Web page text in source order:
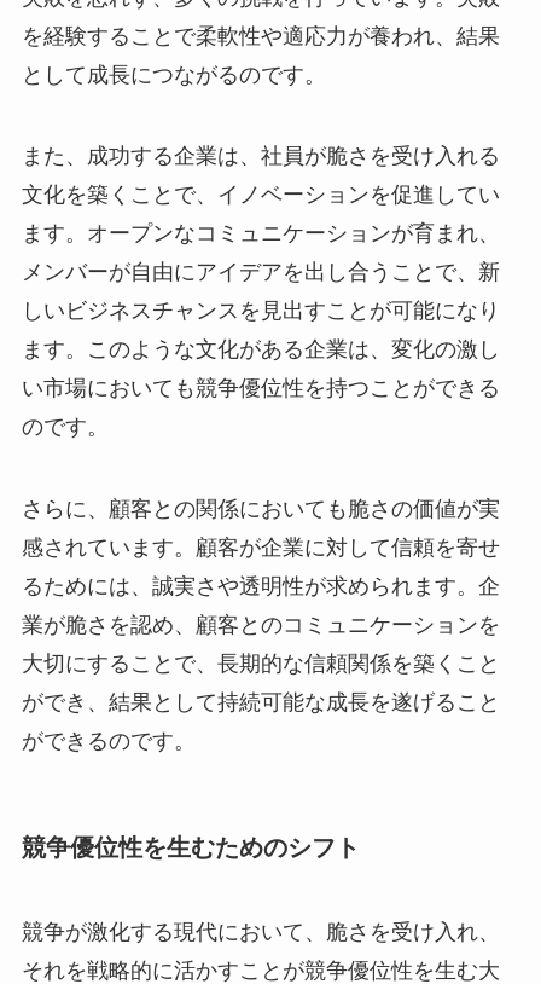
を経験することで柔軟性や適応力が養われ、結果
として成長につながるのです。
また、成功する企業は、社員が脆さを受け入れる
文化を築くことで、イノベーションを促進してい
ます。オープンなコミュニケーションが育まれ、
メンバーが自由にアイデアを出し合うことで、新
しいビジネスチャンスを見出すことが可能になり
ます。このような文化がある企業は、変化の激し
い市場においても競争優位性を持つことができる
のです。
さらに、顧客との関係においても脆さの価値が実
感されています。顧客が企業に対して信頼を寄せ
るためには、誠実さや透明性が求められます。企
業が脆さを認め、顧客とのコミュニケーションを
大切にすることで、長期的な信頼関係を築くこと
ができ、結果として持続可能な成長を遂げること
ができるのです。
競争優位性を生むためのシフト
競争が激化する現代において、脆さを受け入れ、
それを戦略的に活かすことが競争優位性を生む大